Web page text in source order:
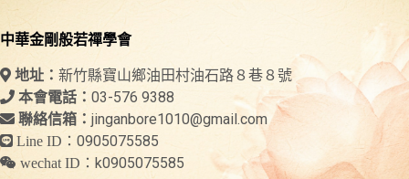
中華金剛般若禪學會
地址： 新竹縣寶山鄉油田村油石路８巷８號
本會電話： 03-576 9388
聯絡信箱： jinganbore1010@gmail.com
Line ID： 0905075585
wechat ID： k0905075585